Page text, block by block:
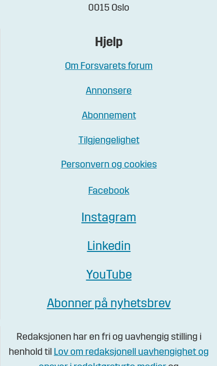
0015 Oslo
Hjelp
Om Forsvarets forum
Annonsere
Abonnement
Tilgjengelighet
Personvern og cookies
Facebook
Instagram
Linkedin
YouTube
Abonner på nyhetsbrev
Redaksjonen har en fri og uavhengig stilling i
henhold til Lov om redaksjonell uavhengighet og